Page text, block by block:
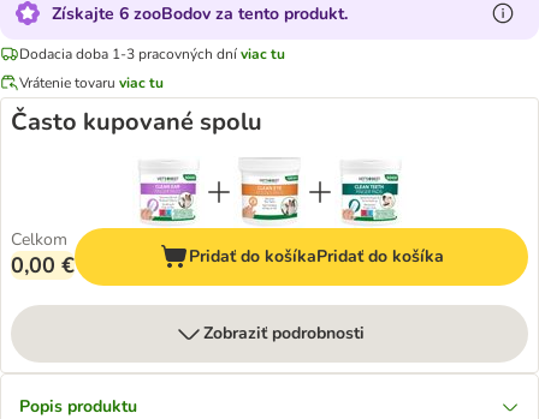
Získajte 6 zooBodov za tento produkt.
Dodacia doba 1-3 pracovných dníviac tu
Vrátenie tovaru viac tu
Často kupované spolu
Celkom
0,00 € Pridať do košíkaPridať do košíka
Zobraziť podrobnosti
Popis produktu